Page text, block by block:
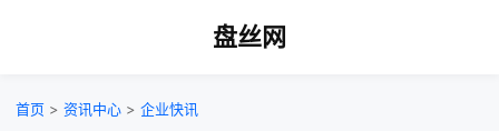
盘丝网
首页 > 资讯中心 > 企业快讯